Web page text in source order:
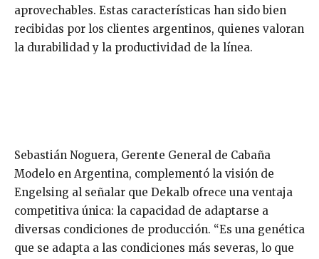
aprovechables. Estas características han sido bien
recibidas por los clientes argentinos, quienes valoran
la durabilidad y la productividad de la línea.
Sebastián Noguera, Gerente General de Cabaña
Modelo en Argentina, complementó la visión de
Engelsing al señalar que Dekalb ofrece una ventaja
competitiva única: la capacidad de adaptarse a
diversas condiciones de producción. “Es una genética
que se adapta a las condiciones más severas, lo que